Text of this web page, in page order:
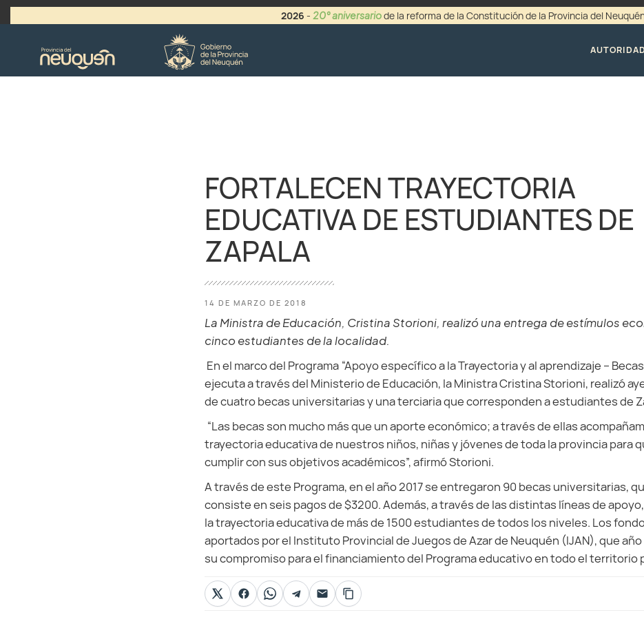
2026 - 20° aniversariode la reforma de la Constitución de la Provincia del
FORTALECEN TRAYECTORIA
EDUCATIVA DE ESTUDIANTES DE
ZAPALA
14 DE MARZO DE 2018
La Ministra de Educación, Cristina Storioni, realizó una entrega de estímulos
cinco estudiantes de la localidad.
En el marco del Programa “Apoyo específico a la Trayectoria y al aprendizaje –
ejecuta a través del Ministerio de Educación, la Ministra Cristina Storioni, realizó
de cuatro becas universitarias y una terciariaque corresponden a estudiantes de
“Las becas son mucho más que un aporte económico; a través de ellas
trayectoria educativa de nuestros niños, niñas y jóvenes de toda la provincia para
cumplir con sus objetivos académicos”, afirmó Storioni.
A través de este Programa, en el año 2017 se entregaron 90 becas universitarias,
consiste en seis pagos de $3200. Además, a través de las distintas líneas de
la trayectoria educativa de más de 1500 estudiantes de todos los niveles. Los
aportados por el Instituto Provincial de Juegos de Azar de Neuquén (IJAN), que
su compromiso para el financiamiento del Programa educativo en todo el territorio